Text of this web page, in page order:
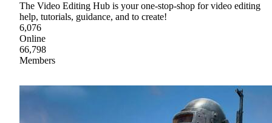
The Video Editing Hub is your one-stop-shop for video editing
help, tutorials, guidance, and to create!
6,076
Online
66,798
Members